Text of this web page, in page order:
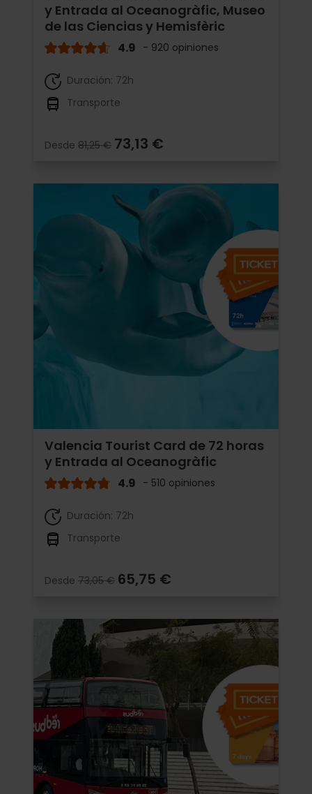
y Entrada al Oceanogràfic, Museo
de las Ciencias y Hemisfèric
4.9 - 920 opiniones
Duración: 72h
Transporte
Desde 81,25 € 73,13 €
Valencia Tourist Card de 72 horas
y Entrada al Oceanogràfic
4.9 - 510 opiniones
Duración: 72h
Transporte
Desde 73,05 € 65,75 €